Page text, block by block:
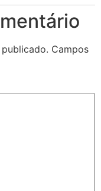
Campos